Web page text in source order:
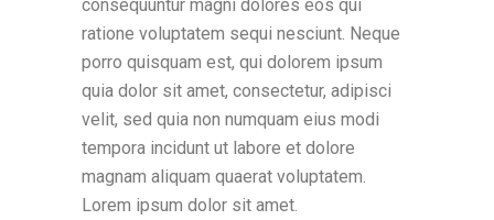
consequuntur magni dolores eos qui
ratione voluptatem sequi nesciunt. Neque
porro quisquam est, qui dolorem ipsum
quia dolor sit amet, consectetur, adipisci
velit, sed quia non numquam eius modi
tempora incidunt ut labore et dolore
magnam aliquam quaerat voluptatem.
Lorem ipsum dolor sit amet.